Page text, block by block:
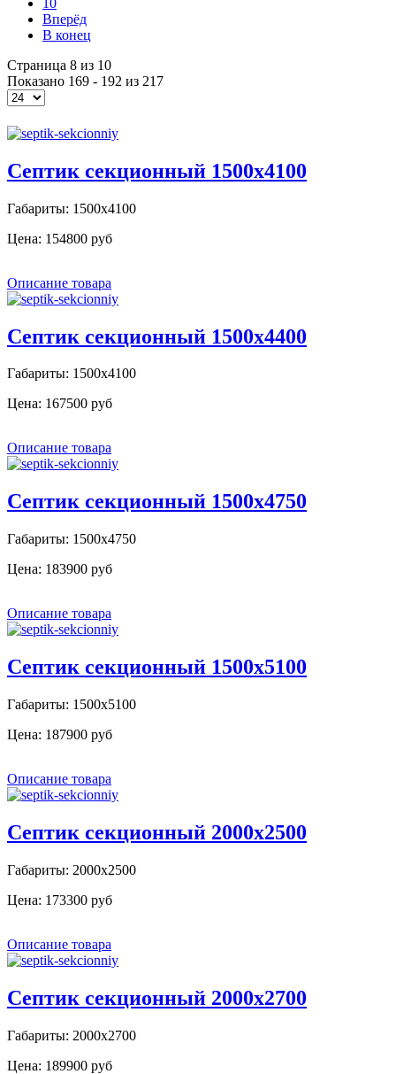
10
Вперёд
В конец
Страница 8 из 10
Показано 169 - 192 из 217
Септик секционный 1500х4100
Габариты: 1500х4100
Цена: 154800 руб
Описание товара
Септик секционный 1500х4400
Габариты: 1500х4100
Цена: 167500 руб
Описание товара
Септик секционный 1500х4750
Габариты: 1500х4750
Цена: 183900 руб
Описание товара
Септик секционный 1500х5100
Габариты: 1500х5100
Цена: 187900 руб
Описание товара
Септик секционный 2000х2500
Габариты: 2000х2500
Цена: 173300 руб
Описание товара
Септик секционный 2000х2700
Габариты: 2000х2700
Цена: 189900 руб